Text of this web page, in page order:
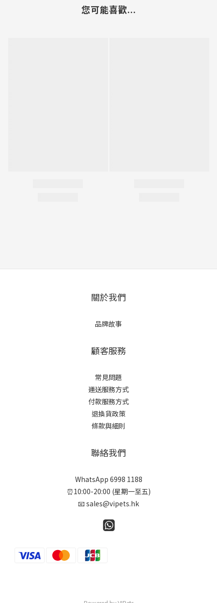
您可能喜歡...
關於我們
品牌故事
顧客服務
常見問題
運送服務方式
付款服務方式
退換貨政策
條款與細則
聯絡我們
WhatsApp 6998 1188
⏰10:00-20:00 (星期一至五)
📧 sales@vipets.hk